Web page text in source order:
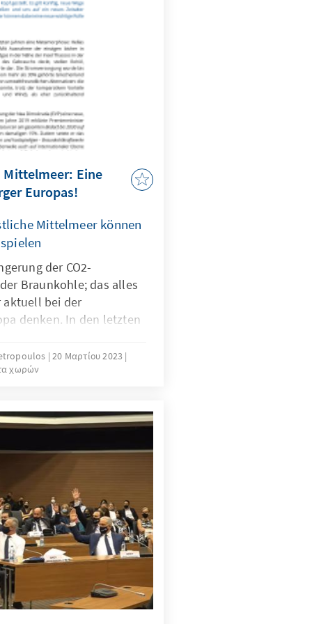
Länderbericht.
Mittelmeer: Eine
Europas!
Mittelmeer können
der CO2-
Braunkohle; das alles
aktuell bei der
denken. In den letzten
und Fortbewegung
auf den Kopf gestellt.
und uns auf ein
Griechenland und das
dabei eine neue
Vorteil für ganz Europa.
20 Μαρτίου 2023
χωρών